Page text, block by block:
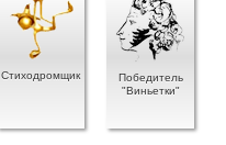
Стиходромщик
Победитель
"Виньетки"